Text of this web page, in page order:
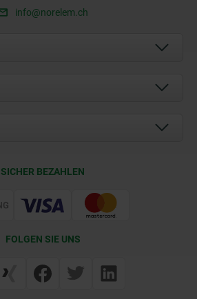
info@norelem.ch
SICHER BEZAHLEN
FOLGEN SIE UNS